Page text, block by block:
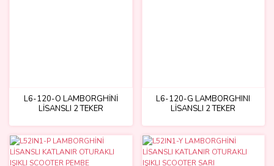
L6-120-O LAMBORGHİNİ
LİSANSLI 2 TEKER
KAYMAZ TABAN SCOOTER
L6-120-G LAMBORGHINI
LİSANSLI 2 TEKER
KAYMAZ TABAN SCOOTER